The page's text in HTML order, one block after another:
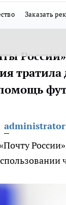
Заказать
тратила
administrator